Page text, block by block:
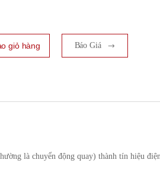
giỏ hàng Báo Giá
là chuyển động quay) thành tín hiệu